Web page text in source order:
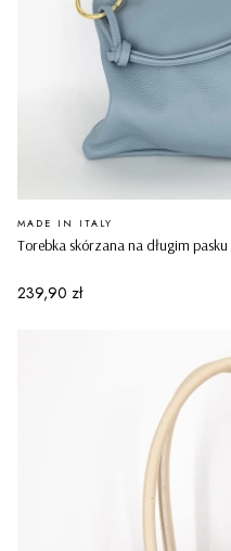
Torebka skórzana na długim
PRODUCENT
MADE IN ITALY
Cena
239,90 zł